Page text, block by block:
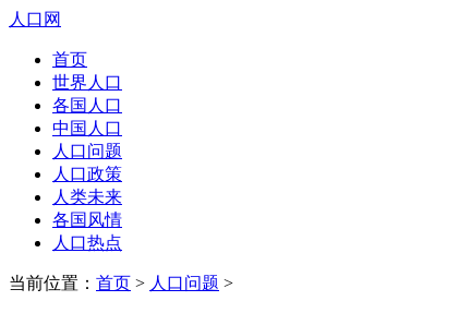
人口网
首页
世界人口
各国人口
中国人口
人口问题
人口政策
人类未来
各国风情
人口热点
当前位置： 首页 > 人口问题 >